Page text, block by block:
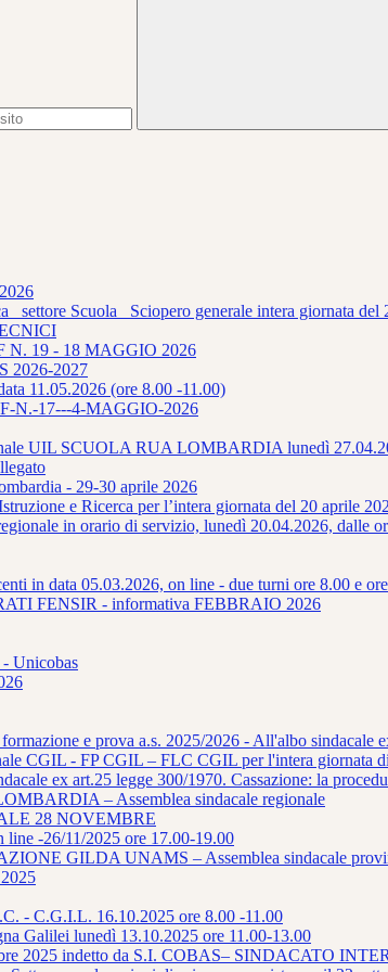
settore Scuola_ Sciopero generale intera giornata del
19 - 18 MAGGIO 2026
2026-2027
11.05.2026 (ore 8.00 -11.00)
N.-17---4-MAGGIO-2026
UIL SCUOLA RUA LOMBARDIA lunedì
- 29-30 aprile 2026
e Ricerca per l’intera giornata del 20 aprile
in orario di servizio, lunedì 20.04.2026,
in data 05.03.2026, on line - due turni ore 8.00 e
FENSIR - informativa FEBBRAIO 2026
- Unicobas
e prova a.s. 2025/2026 - All'albo sindacale
CGIL - FP CGIL – FLC CGIL per l'intera giornata
ex art.25 legge 300/1970. Cassazione: la
– Assemblea sindacale regionale
28 NOVEMBRE
line -26/11/2025 ore 17.00-19.00
GILDA UNAMS – Assemblea sindacale
- C.G.I.L. 16.10.2025 ore 8.00 -11.00
Galilei lunedì 13.10.2025 ore 11.00-13.00
2025 indetto da S.I. COBAS– SINDACATO